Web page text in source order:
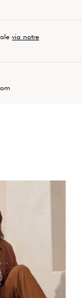
via notre